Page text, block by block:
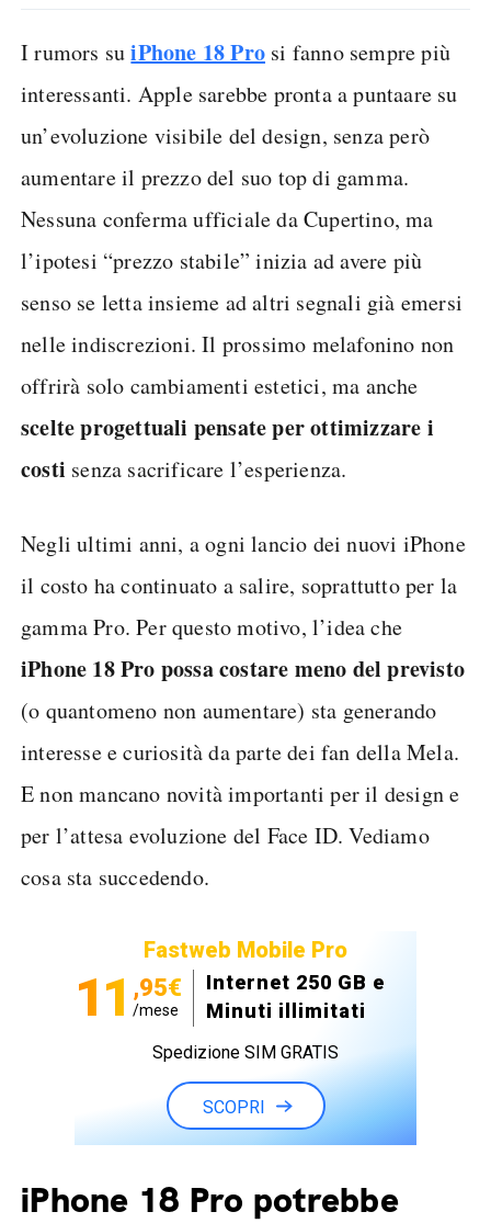
I rumors suiPhone 18 Pro si fanno sempre più
interessanti. Apple sarebbe pronta a puntaare su
un’evoluzione visibile del design, senza però
aumentare il prezzo del suo top di gamma.
Nessuna conferma ufficiale da Cupertino, ma
l’ipotesi “prezzo stabile” inizia ad avere più
senso se letta insieme ad altri segnali già emersi
nelle indiscrezioni. Il prossimo melafonino non
offrirà solo cambiamenti estetici, ma anche
scelte progettuali pensate per ottimizzare i
costi senza sacrificare l’esperienza.
Negli ultimi anni, a ogni lancio dei nuovi iPhone
il costo ha continuato a salire, soprattutto per la
gamma Pro. Per questo motivo, l’idea che
iPhone 18 Pro possa costare meno del previsto
(o quantomeno non aumentare) sta generando
interesse e curiosità da parte dei fan della Mela.
E non mancano novità importanti per il design e
per l’attesa evoluzione del Face ID. Vediamo
cosa sta succedendo.
Fastweb Mobile Pro
11 ,95€
/mese
Internet 250 GB e
Minuti illimitati
Spedizione SIM GRATIS
SCOPRI
iPhone 18 Pro potrebbe